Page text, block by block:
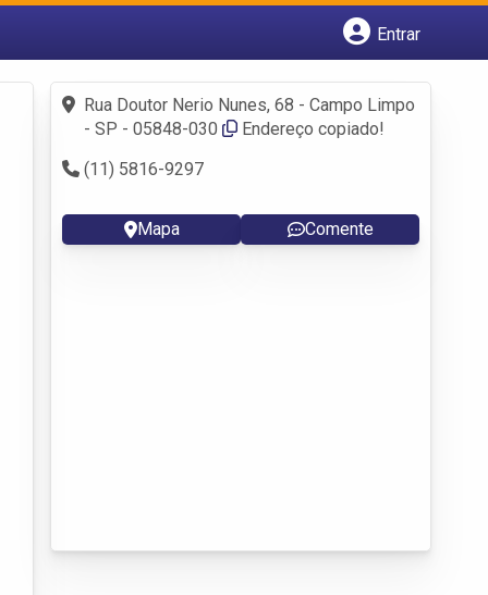
Entrar
Fazer login
Criar conta
Rua Doutor Nerio Nunes, 68 - Campo Limpo
- SP - 05848-030
Endereço copiado!
(11) 5816-9297
Mapa Comente